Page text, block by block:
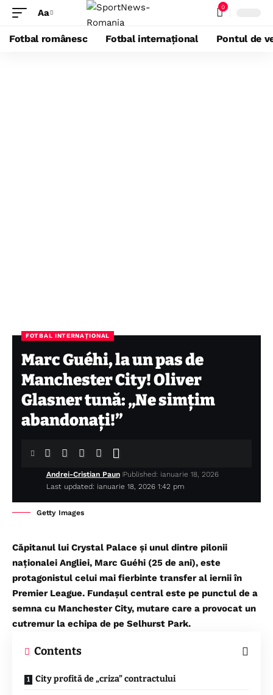
Aa 0
Fotbal românesc Fotbal internațional Pontul de
FOTBAL INTERNAȚIONAL
Marc Guéhi, la un pas de
Manchester City! Oliver
Glasner tună: „Ne simțim
abandonați!”
Last updated: ianuarie 18, 2026 1:42 pm
Andrei-Cristian Paun Published: ianuarie 18, 2026
Getty Images
Căpitanul lui Crystal Palace și unul dintre pilonii
naționalei Angliei, Marc Guéhi (25 de ani), este
protagonistul celui mai fierbinte transfer al iernii în
Premier League. Fundașul central este pe punctul de a
semna cu Manchester City, mutare care a provocat un
cutremur la echipa de pe Selhurst Park.
Contents
City profită de „criza” contractului